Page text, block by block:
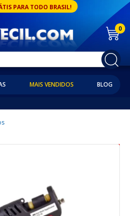
PARA TODO BRASIL!
0
MAIS VENDIDOS BLOG